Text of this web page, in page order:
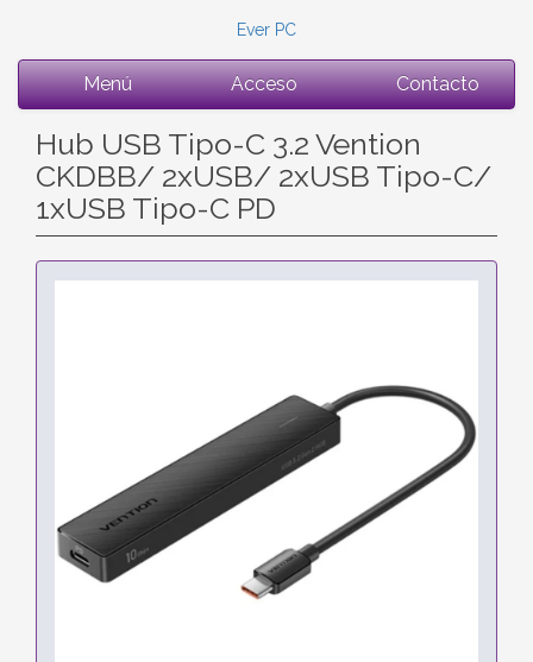
Ever PC
Menú Acceso Contacto
Hub USB Tipo-C 3.2 Vention
CKDBB/ 2xUSB/ 2xUSB Tipo-C/
1xUSB Tipo-C PD